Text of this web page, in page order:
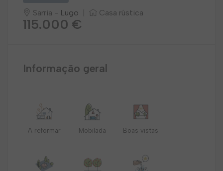
Sarria - Lugo Casa rústica
115.000 €
Informação geral
A reformar Mobilada Boas vistas